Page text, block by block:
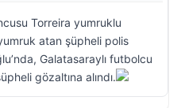
Torreira yumruklu
atan şüpheli polis
Galatasaraylı futbolcu
gözaltına alındı.